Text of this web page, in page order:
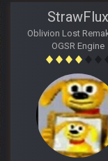
StrawFlux
Oblivion Lost
OGSR Engine